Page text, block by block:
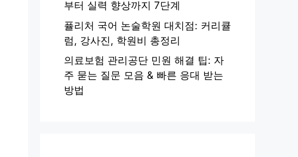
부터 실력 향상까지 7단계
퓰리처 국어 논술학원 대치점: 커리큘
럼, 강사진, 학원비 총정리
의료보험 관리공단 민원 해결 팁: 자
주 묻는 질문 모음 & 빠른 응대 받는
방법